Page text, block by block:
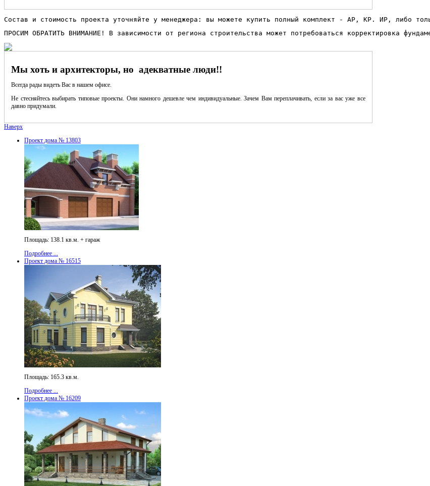
Состав и стоимость проекта уточняйте у менеджера: вы можете купить полный комплект - АР, КР. ИР, либо
ПРОСИМ ОБРАТИТЬ ВНИМАНИЕ! В зависимости от региона строительства может потребоваться корректировка
Мы хоть и архитекторы, но адекватные люди!!
Всегда рады видеть Вас в нашем офисе.
Не стесняйтесь выбирать типовые проекты. Они намного дешевле чем индивидуальные. Зачем Вам переплачивать, если за вас уже все
давно придумали.
Наверх
Проект дома № 13803
Площадь: 138.1 кв.м. + гараж
Подробнее ...
Проект дома № 16515
Площадь: 165.3 кв.м.
Подробнее ...
Проект дома № 16209